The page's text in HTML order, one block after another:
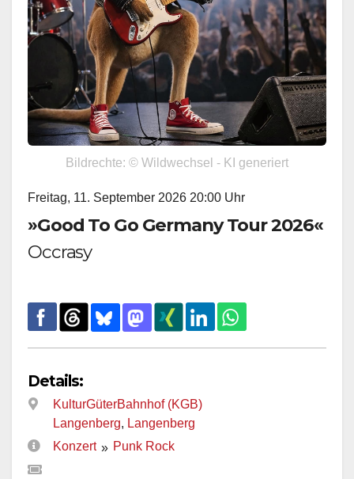
Bildrechte: © Wildwechsel - KI generiert
Freitag, 11. September 2026 20:00 Uhr
»Good To Go Germany Tour 2026«
Occrasy
Details:
KulturGüterBahnhof (KGB)
Langenberg, Langenberg
Konzert » Punk Rock